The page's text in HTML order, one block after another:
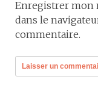
Enregistrer mon
dans le
commentaire.